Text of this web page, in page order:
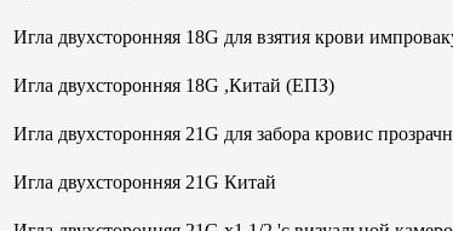
Игла двухсторонняя 18G для взятия крови
Игла двухсторонняя 18G ,Китай (ЕПЗ)
Игла двухсторонняя 21G для забора кровис
Игла двухсторонняя 21G Китай